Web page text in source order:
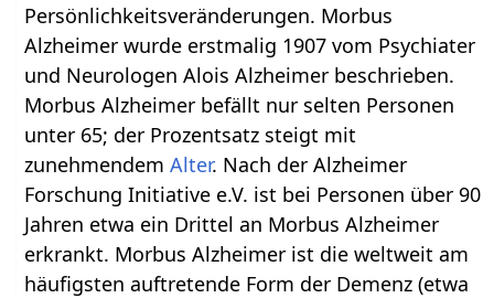
Persönlichkeitsveränderungen. Morbus
Alzheimer wurde erstmalig 1907 vom Psychiater
und Neurologen Alois Alzheimer beschrieben.
Morbus Alzheimer befällt nur selten Personen
unter 65; der Prozentsatz steigt mit
zunehmendemAlter. Nach der Alzheimer
Forschung Initiative e.V. ist bei Personen über 90
Jahren etwa ein Drittel an Morbus Alzheimer
erkrankt. Morbus Alzheimer ist die weltweit am
häufigsten auftretende Form der Demenz (etwa